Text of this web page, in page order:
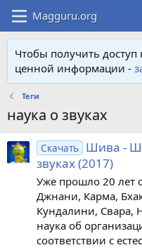
Чтобы получить
ценной информации -
Теги
наука о звуках
Скачать Шива -
звуках (2017)
Уже прошло 20 лет
Джнани, Карма,
Кундалини, Свара,
наука об
соответствии с